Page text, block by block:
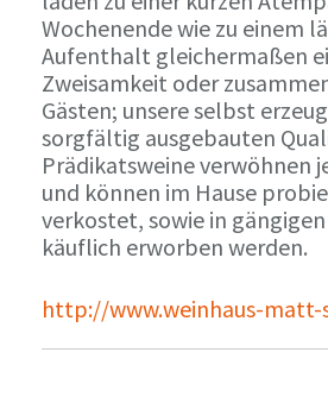
Wochenende wie zu einem
Aufenthalt gleichermaßen
Zweisamkeit oder
Gästen; unsere selbst
sorgfältig ausgebauten
Prädikatsweine verwöhnen
und können im Hause
verkostet, sowie in
käuflich erworben werden.
http://www.weinhaus-matt-